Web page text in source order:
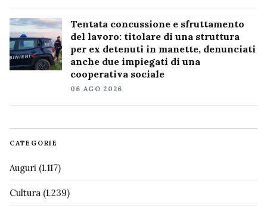
Tentata concussione e sfruttamento
del lavoro: titolare di una struttura
per ex detenuti in manette, denunciati
anche due impiegati di una
cooperativa sociale
06 AGO 2026
CATEGORIE
Auguri (1.117)
Cultura (1.239)